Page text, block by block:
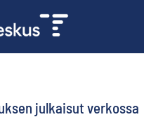
julkaisut verkossa